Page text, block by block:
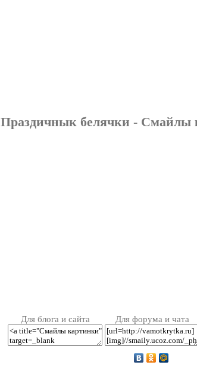
Праздичнык белячки - Смайлы
Для блога и сайта Для форума и чата